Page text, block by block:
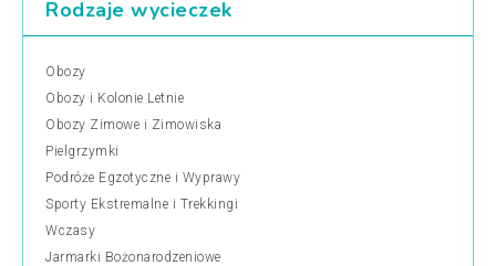
Rodzaje wycieczek
Obozy
Obozy i Kolonie Letnie
Obozy Zimowe i Zimowiska
Pielgrzymki
Podróże Egzotyczne i Wyprawy
Sporty Ekstremalne i Trekkingi
Wczasy
Jarmarki Bożonarodzeniowe